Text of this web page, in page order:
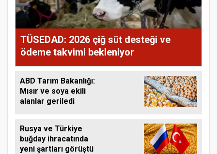
TÜSEDAD: 2026 çiğ süt desteği ve
ödeme takvimi bekleniyor
ABD Tarım Bakanlığı:
Mısır ve soya ekili
alanlar geriledi
Rusya ve Türkiye
buğday ihracatında
yeni şartları görüştü